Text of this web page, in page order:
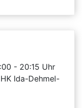
- 20:15 Uhr
Ida-Dehmel-